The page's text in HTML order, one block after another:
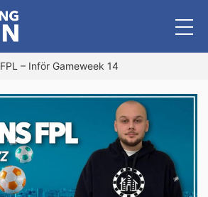
FPL – Inför Gameweek 14